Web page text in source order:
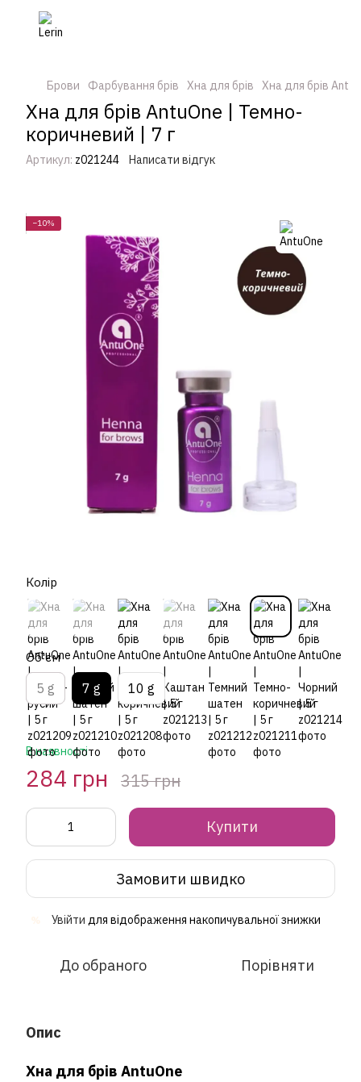
Брови Фарбування брів Хна для брів Хна для брів
Хна для брів AntuOne | Темно-
коричневий | 7 г
Артикул: z021244 Написати відгук
−10%
Колір
Об'єм
5 g 7 g 10 g
В наявності
284 грн 315 грн
Купити
Замовити швидко
Увійти для відображення накопичувальної знижки
До обраного Порівняти
Опис
Хна для брів AntuOne